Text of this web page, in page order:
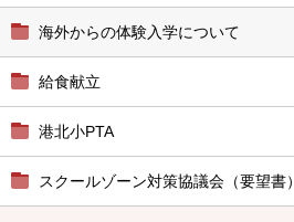
海外からの体験入学について
給食献立
港北小PTA
スクールゾーン対策協議会（要望書）